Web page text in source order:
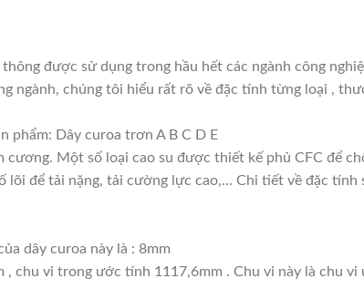
được sử dụng trong hầu hết các ngành công
ngành, chúng tôi hiểu rất rõ về đặc tính từng loại ,
phẩm: Dây curoa trơn A B C D E
cương. Một số loại cao su được thiết kế phủ CFC để
lõi để tải nặng, tải cường lực cao,… Chi tiết về đặc tính
dây curoa này là : 8mm
chu vi trong ước tính 1117,6mm . Chu vi này là chu vi